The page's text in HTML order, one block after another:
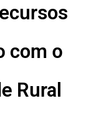
com o
Rural